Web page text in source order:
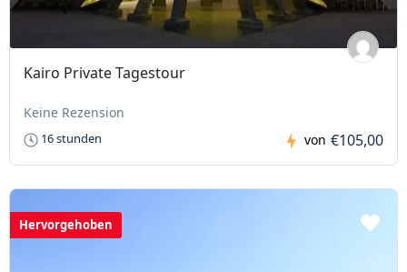
Kairo Private Tagestour
Keine Rezension
16 stunden von €105,00
Hervorgehoben